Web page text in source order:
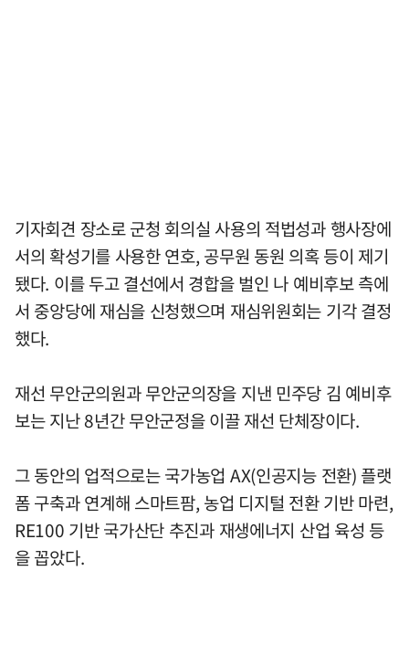
기자회견 장소로 군청 회의실 사용의 적법성과 행사장에
서의 확성기를 사용한 연호, 공무원 동원 의혹 등이 제기
됐다. 이를 두고 결선에서 경합을 벌인 나 예비후보 측에
서 중앙당에 재심을 신청했으며 재심위원회는 기각 결정
했다.
재선 무안군의원과 무안군의장을 지낸 민주당 김 예비후
보는 지난 8년간 무안군정을 이끌 재선 단체장이다.
그 동안의 업적으로는 국가농업 AX(인공지능 전환) 플랫
폼 구축과 연계해 스마트팜, 농업 디지털 전환 기반 마련,
RE100 기반 국가산단 추진과 재생에너지 산업 육성 등
을 꼽았다.